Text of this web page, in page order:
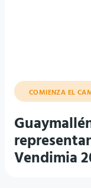
COMIENZA EL
Vendimia